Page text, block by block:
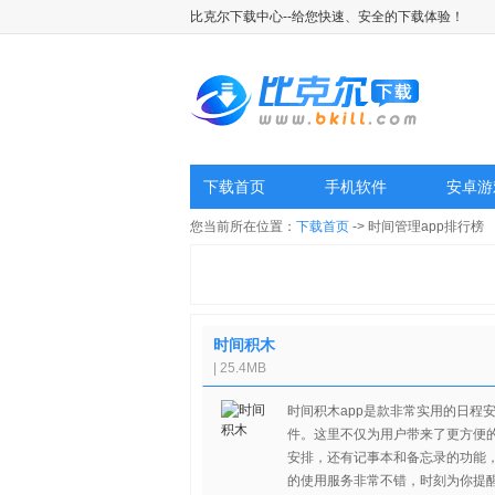
比克尔下载中心--给您快速、安全的下载体验！
下载首页 手机软件 安卓
您当前所在位置： 下载首页 -> 时间管理app排行榜
时间积木
| 25.4MB
时间积木app是款非常实用的日程
件。这里不仅为用户带来了更方便
安排，还有记事本和备忘录的功能
的使用服务非常不错，时刻为你提